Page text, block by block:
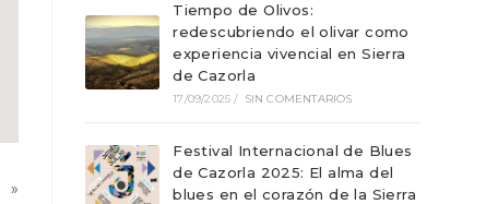
»
Tiempo de Olivos:
redescubriendo el olivar como
experiencia vivencial en Sierra
de Cazorla
17/09/2025 / SIN COMENTARIOS
Festival Internacional de Blues
de Cazorla 2025: El alma del
blues en el corazón de la Sierra